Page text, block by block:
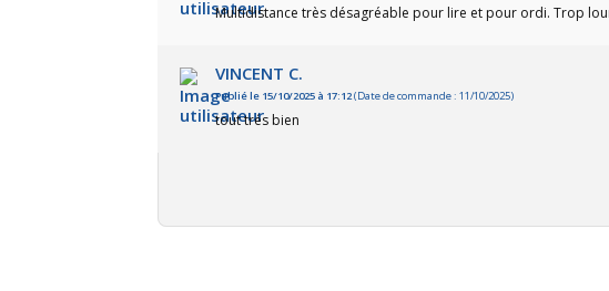
Multidistance très désagréable pour lire et pour ordi. Trop
VINCENT C.
Publié le 15/10/2025 à 17:12(Date de commande : 11/10/2025)
tout trés bien